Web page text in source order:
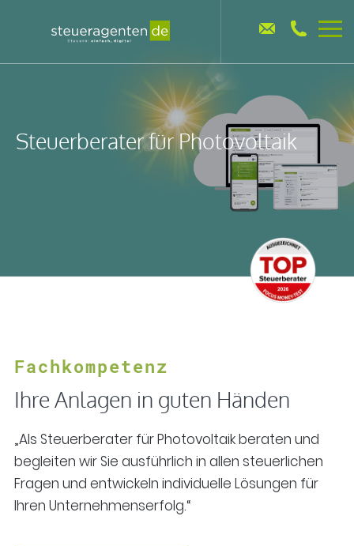
Steuerberater für Photovoltaik
Fachkompetenz
Ihre Anlagen in guten Händen
„Als Steuerberater für Photovoltaik beraten und
begleiten wir Sie ausführlich in allen steuerlichen
Fragen und entwickeln individuelle Lösungen für
Ihren Unternehmenserfolg.“